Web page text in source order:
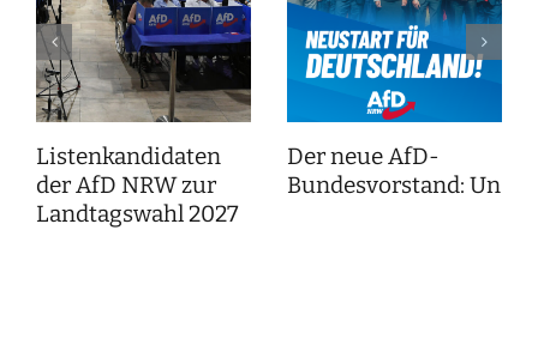
Listenkandidaten
der AfD NRW zur
Landtagswahl 2027
Der neue AfD-
Bundesvorstand: